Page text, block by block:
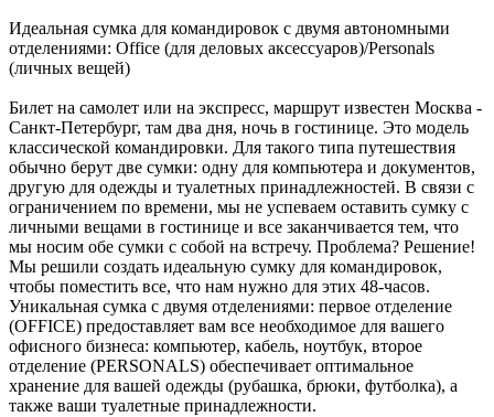
Идеальная сумка для командировок с двумя автономными
отделениями: Office (для деловых аксессуаров)/Personals
(личных вещей)
Билет на самолет или на экспресс, маршрут известен Москва -
Санкт-Петербург, там два дня, ночь в гостинице. Это модель
классической командировки. Для такого типа путешествия
обычно берут две сумки: одну для компьютера и документов,
другую для одежды и туалетных принадлежностей. В связи с
ограничением по времени, мы не успеваем оставить сумку с
личными вещами в гостинице и все заканчивается тем, что
мы носим обе сумки с собой на встречу. Проблема? Решение!
Мы решили создать идеальную сумку для командировок,
чтобы поместить все, что нам нужно для этих 48-часов.
Уникальная сумка с двумя отделениями: первое отделение
(OFFICE) предоставляет вам все необходимое для вашего
офисного бизнеса: компьютер, кабель, ноутбук, второе
отделение (PERSONALS) обеспечивает оптимальное
хранение для вашей одежды (рубашка, брюки, футболка), а
также ваши туалетные принадлежности.